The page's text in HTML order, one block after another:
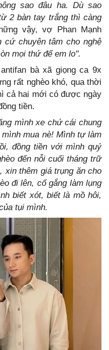
sao đâu ha. Dù sao
2 bàn tay trắng thì càng
vậy, vợ Phan Mạnh
cứ chuyên tâm cho nghệ
mọi thứ để em lo".
bà xã giọng ca 9x
rất nghèo khó, qua thời
cả hai mới có được ngày
tiền.
mình xe chứ cái chung
mua nè! Mình tự làm
đồng tiền với mình quý
đến nỗi cuối tháng trữ
xin thêm giá trụng ăn cho
đi lên, cố gắng làm lụng
biết xót, biết là mồ hôi,
tụi mình.